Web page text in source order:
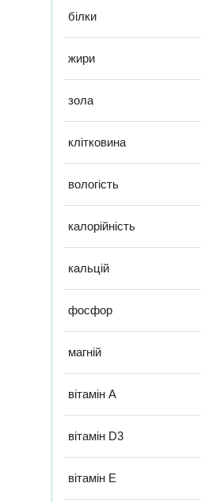
білки
жири
зола
клітковина
вологість
калорійність
кальцій
фосфор
магній
вітамін А
вітамін D3
вітамін E